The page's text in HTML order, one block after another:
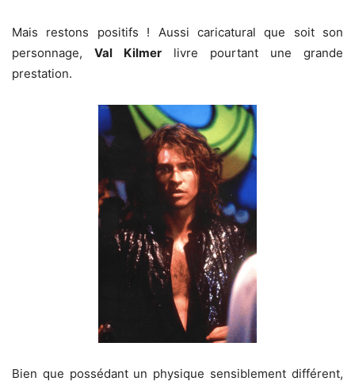
Mais restons positifs ! Aussi caricatural que soit son
personnage, Val Kilmer livre pourtant une grande
prestation.
Bien que possédant un physique sensiblement différent,